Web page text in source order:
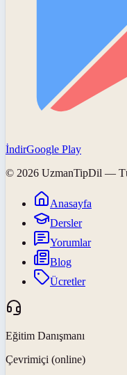
İndirGoogle Play
© 2026 UzmanTipDil —
Anasayfa
Dersler
Yorumlar
Blog
Ücretler
Eğitim Danışmanı
Çevrimiçi (online)